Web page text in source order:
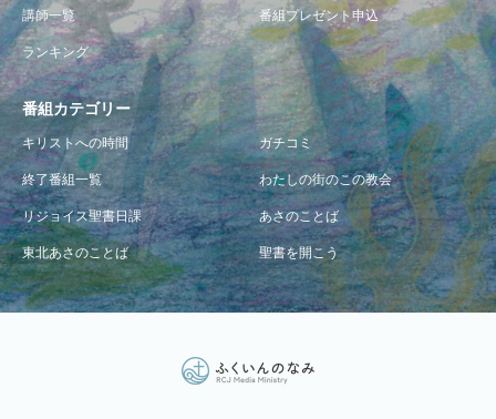
講師一覧 番組プレゼント申込
ランキング
番組カテゴリー
キリストへの時間 ガチコミ
終了番組一覧 わたしの街のこの教会
リジョイス聖書日課 あさのことば
東北あさのことば 聖書を開こう